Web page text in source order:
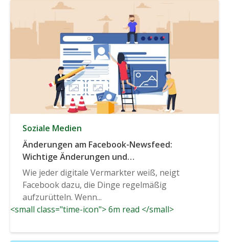
Soziale Medien
Änderungen am Facebook-Newsfeed:
Wichtige Änderungen und
Reaktionsmöglichkeiten
Wie jeder digitale Vermarkter weiß, neigt
Facebook dazu, die Dinge regelmäßig
aufzurütteln. Wenn...
<small class="time-icon"> 6m read </small>